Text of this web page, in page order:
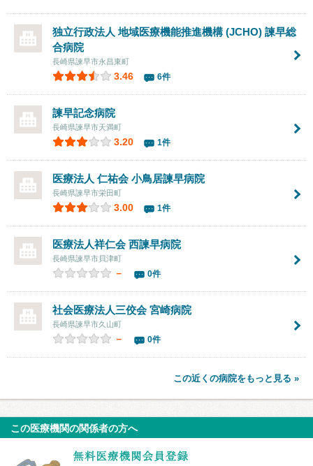
独立行政法人 地域医療機能推進機構 (JCHO) 諫早総
合病院
長崎県諫早市永昌東町
3.46 6件
諫早記念病院
長崎県諫早市天満町
3.20 1件
医療法人 仁祐会小鳥居諫早病院
長崎県諫早市栄田町
3.00 1件
医療法人祥仁会西諫早病院
長崎県諫早市貝津町
－ 0件
社会医療法人三佼会宮崎病院
長崎県諫早市久山町
－ 0件
この近くの病院をもっと見る »
この医療機関の関係者の方へ